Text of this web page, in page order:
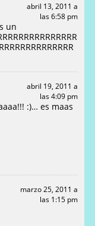
abril 13, 2011 a
las 6:58 pm
un
abril 19, 2011 a
las 4:09 pm
:)… es maas
marzo 25, 2011 a
las 1:15 pm